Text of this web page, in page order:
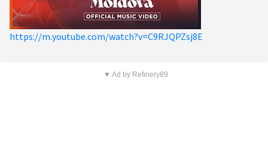
https://m.youtube.com/watch?v=C9RJQPZsj8E
▼ Ad by Refinery89